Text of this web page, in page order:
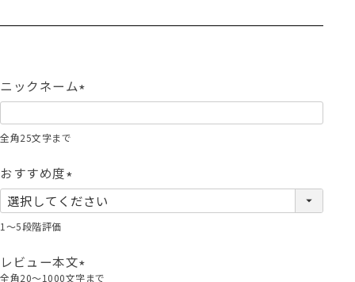
ニックネーム
必
全角25文字まで
おすすめ度
(
必
1～5段階評価
レビュー本文
全角20～1000文字まで